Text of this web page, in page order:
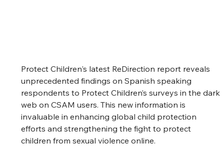
Protect Children's latest ReDirection report reveals
unprecedented findings on Spanish speaking
respondents to Protect Children’s surveys in the dark
web on CSAM users. This new information is
invaluable in enhancing global child protection
efforts and strengthening the fight to protect
children from sexual violence online.